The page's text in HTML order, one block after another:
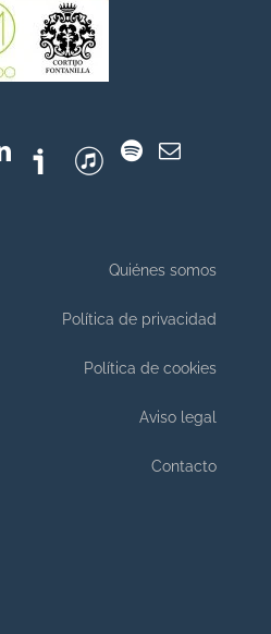
Quiénes somos
Política de privacidad
Política de cookies
Aviso legal
Contacto